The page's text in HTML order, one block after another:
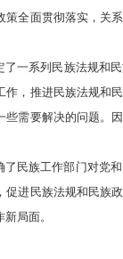
全面贯彻落实，关
一系列民族法规和
，推进民族法规和
需要解决的问题。
民族工作部门对党
进民族法规和民族
局面。